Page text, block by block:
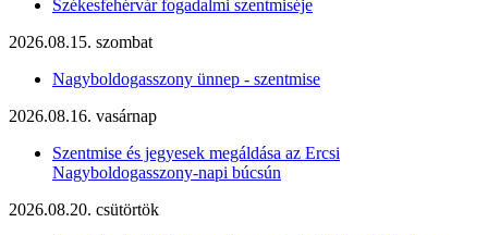
Székesfehérvár fogadalmi szentmiséje
2026.08.15. szombat
Nagyboldogasszony ünnep - szentmise
2026.08.16. vasárnap
Szentmise és jegyesek megáldása az Ercsi
Nagyboldogasszony-napi búcsún
2026.08.20. csütörtök